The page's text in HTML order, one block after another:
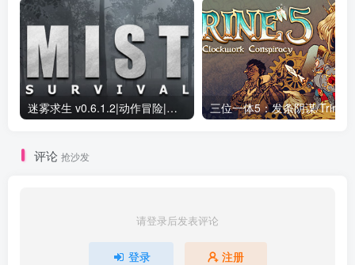
迷雾求生 v0.6.1.2|动作冒险|容量24.1GB|免安装绿色英文版
评论 抢沙发
请登录后发表评论
登录 注册